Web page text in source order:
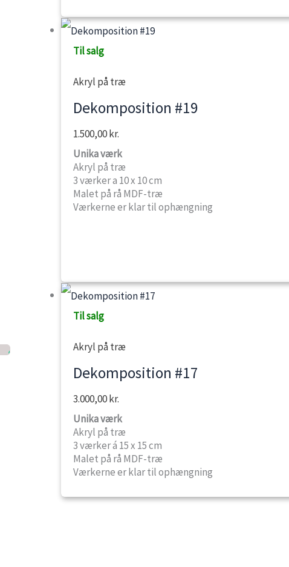
Til salg
Akryl på træ
Dekomposition #19
1.500,00kr.
Unika værk
Akryl på træ
3 værker a 10 x 10 cm
Malet på rå MDF-træ
Værkerne er klar til ophængning
Til salg
Akryl på træ
Dekomposition #17
3.000,00kr.
Unika værk
Akryl på træ
3 værker á 15 x 15 cm
Malet på rå MDF-træ
Værkerne er klar til ophængning